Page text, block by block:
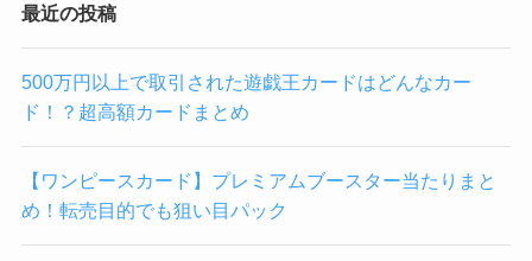
最近の投稿
500万円以上で取引された遊戯王カードはどんなカー
ド！？超高額カードまとめ
【ワンピースカード】プレミアムブースター当たりまと
め！転売目的でも狙い目パック